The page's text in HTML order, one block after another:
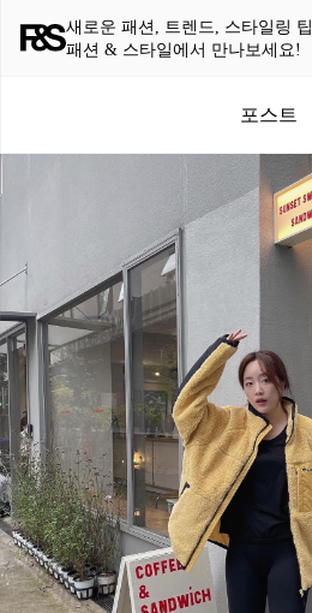
새로운 패션, 트렌드, 스타일링 팁
패션 & 스타일에서 만나보세요!
포스트